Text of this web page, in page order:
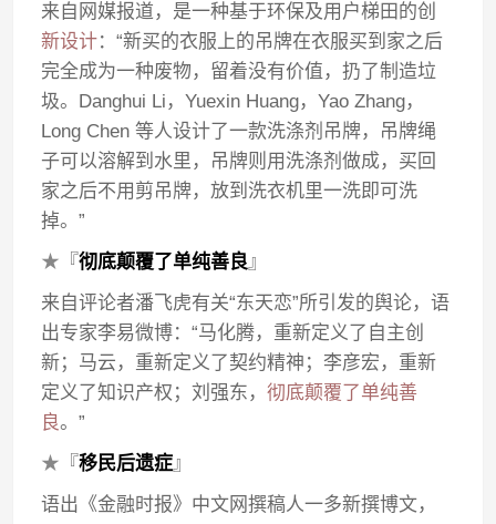
来自网媒报道，是一种基于环保及用户梯田的创
新设计：“新买的衣服上的吊牌在衣服买到家之后
完全成为一种废物，留着没有价值，扔了制造垃
圾。Danghui Li，Yuexin Huang，Yao Zhang，
Long Chen 等人设计了一款洗涤剂吊牌，吊牌绳
子可以溶解到水里，吊牌则用洗涤剂做成，买回
家之后不用剪吊牌，放到洗衣机里一洗即可洗
掉。”
★ 『彻底颠覆了单纯善良』
来自评论者潘飞虎有关“东天恋”所引发的舆论，语
出专家李易微博：“马化腾，重新定义了自主创
新；马云，重新定义了契约精神；李彦宏，重新
定义了知识产权；刘强东，彻底颠覆了单纯善
良。”
★ 『移民后遗症』
语出《金融时报》中文网撰稿人一多新撰博文，